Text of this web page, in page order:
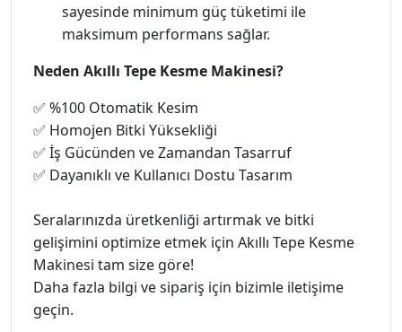
sayesinde minimum güç tüketimi ile
maksimum performans sağlar.
Neden Akıllı Tepe Kesme Makinesi?
✅ %100 Otomatik Kesim
✅ Homojen Bitki Yüksekliği
✅ İş Gücünden ve Zamandan Tasarruf
✅ Dayanıklı ve Kullanıcı Dostu Tasarım
Seralarınızda üretkenliği artırmak ve bitki
gelişimini optimize etmek için Akıllı Tepe Kesme
Makinesi tam size göre!
Daha fazla bilgi ve sipariş için bizimle iletişime
geçin.